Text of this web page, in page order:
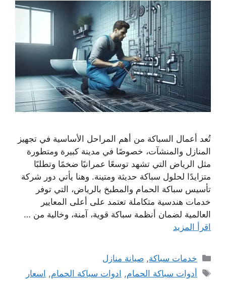
تُعد أعمال السباكة من أهم المراحل الأساسية في تجهيز
المنازل والمنشآت، خصوصًا في مدينة كبيرة ومتطورة
مثل الرياض التي تشهد توسعًا عمرانيًا ضخمًا وتطلبًا
متزايدًا لحلول سباكة حديثة ومتينة. وهنا يأتي دور شركة
تأسيس سباكة الحمام والمطبخ بالرياض، التي توفر
خدمات هندسية متكاملة تعتمد على أعلى المعايير
العالمية لضمان أنظمة سباكة قوية، آمنة، وخالية من …
اقرأ المزيد
التصنيفات
خدمات سباكة,صيانة منازل
الوسوم
أدوات سباكة الحمام, ادوات سباكة الحمام, اسعار